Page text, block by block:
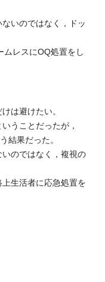
いのではなく，ドッ
ムレスにOQ処置をし
は避けたい。
うことだったが，
結果だった。
のではなく，複視の
生活者に応急処置を